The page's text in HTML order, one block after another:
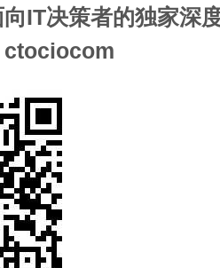
IT决策者的独家深
ctociocom